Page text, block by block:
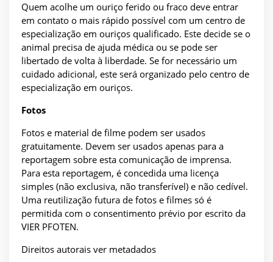
Quem acolhe um ouriço ferido ou fraco deve entrar
em contato o mais rápido possível com um centro de
especialização em ouriços qualificado. Este decide se o
animal precisa de ajuda médica ou se pode ser
libertado de volta à liberdade. Se for necessário um
cuidado adicional, este será organizado pelo centro de
especialização em ouriços.
Fotos
Fotos e material de filme podem ser usados
gratuitamente. Devem ser usados apenas para a
reportagem sobre esta comunicação de imprensa.
Para esta reportagem, é concedida uma licença
simples (não exclusiva, não transferível) e não cedível.
Uma reutilização futura de fotos e filmes só é
permitida com o consentimento prévio por escrito da
VIER PFOTEN.
Direitos autorais ver metadados